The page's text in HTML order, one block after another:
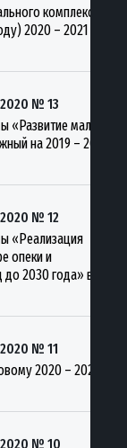
комплекса к
2020 – 2021
№ 13
малого
на 2019 – 2025
№ 12
«Реализация
опеки и
до 2030 года» в
№ 11
2020 – 2021
№ 10